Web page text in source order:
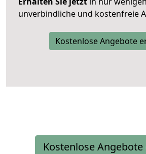
unverbindliche und kostenfreie
Kostenlose Angebote
Kostenlose